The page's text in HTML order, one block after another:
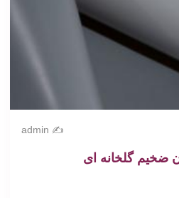
✍️ admin
ضخیم گلخانه ای